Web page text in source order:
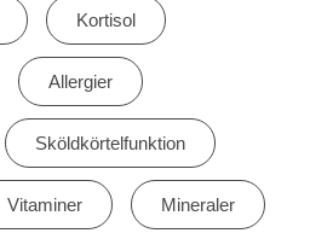
Kortisol
Allergier
Sköldkörtelfunktion
Vitaminer Mineraler